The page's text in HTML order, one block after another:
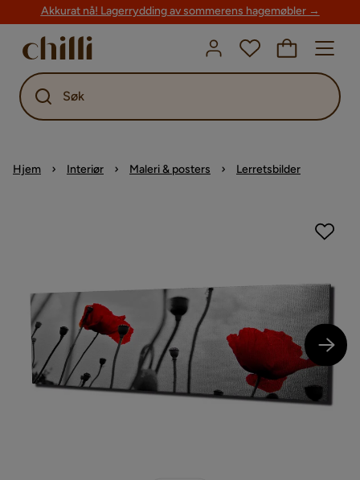
Akkurat nå! Lagerrydding av sommerens hagemøbler →
Søk
Hjem Interiør Maleri & posters Lerretsbilder